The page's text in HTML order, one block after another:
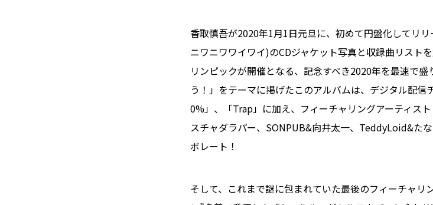
香取慎吾が2020年1月1日元旦に、初めて円盤化してリ
ニワニワワイワイ)のCDジャケット写真と収録曲リスト
リンピックが開催となる、記念すべき2020年を最速で
う！」をテーマに掲げたこのアルバムは、デジタル配信
0%」、「Trap」に加え、フィーチャリングアーティスト
スチャダラパー、SONPUB&向井太一、TeddyLoid&た
ボレート！
そして、これまで謎に包まれていた最後のフィーチャリ